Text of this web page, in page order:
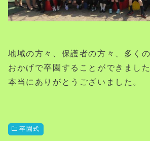
地域の方々、保護者の方々、多く
おかげで卒園することができました
本当にありがとうございました。
卒園式